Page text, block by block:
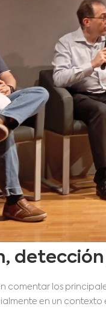
comentar los
en un contexto